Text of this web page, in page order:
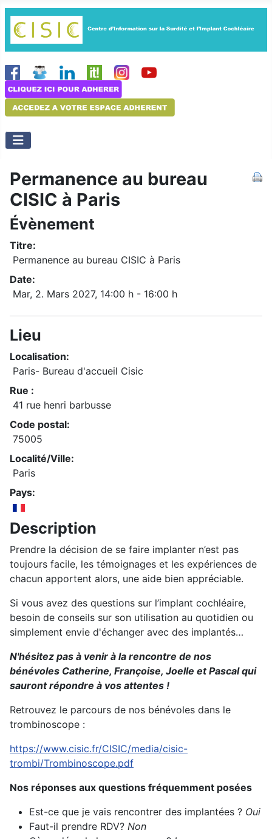
Permanence au bureau
CISIC à Paris
Évènement
Titre:
Permanence au bureau CISIC à Paris
Date:
Mar, 2. Mars 2027, 14:00 h - 16:00 h
Lieu
Localisation:
Paris- Bureau d'accueil Cisic
Rue :
41 rue henri barbusse
Code postal:
75005
Localité/Ville:
Paris
Pays:
Description
Prendre la décision de se faire implanter n’est pas
toujours facile, les témoignages et les expériences de
chacun apportent alors, une aide bien appréciable.
Si vous avez des questions sur l’implant cochléaire,
besoin de conseils sur son utilisation au quotidien ou
simplement envie d'échanger avec des implantés…
N'hésitez pas à venir à la rencontre de nos
bénévoles Catherine, Françoise, Joelle et Pascal qui
sauront répondre à vos attentes !
Retrouvez le parcours de nos bénévoles dans le
trombinoscope :
https://www.cisic.fr/CISIC/media/cisic-
trombi/Trombinoscope.pdf
Nos réponses aux questions fréquemment posées
Est-ce que je vais rencontrer des implantées ? Oui
Faut-il prendre RDV? Non